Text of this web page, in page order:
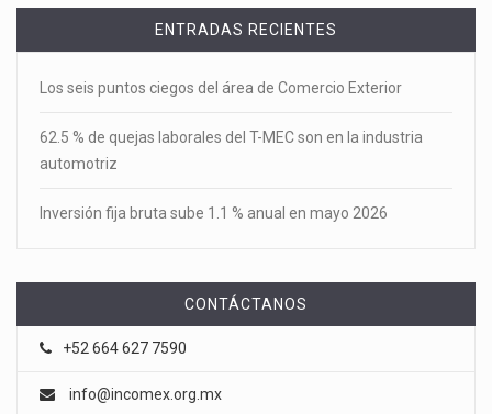
ENTRADAS RECIENTES
Los seis puntos ciegos del área de Comercio Exterior
62.5 % de quejas laborales del T-MEC son en la industria
automotriz
Inversión fija bruta sube 1.1 % anual en mayo 2026
CONTÁCTANOS
+52 664 627 7590
info@incomex.org.mx